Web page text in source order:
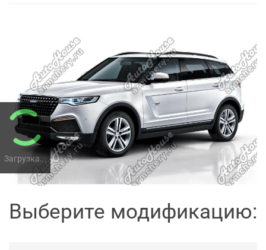
Загрузка...
Выберите модификацию: